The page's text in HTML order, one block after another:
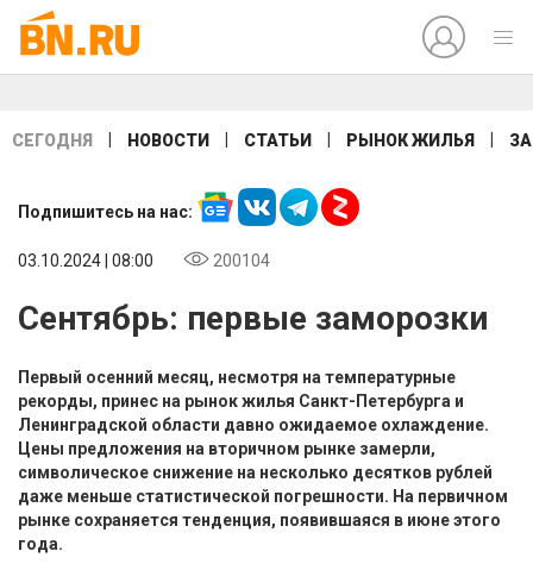
СЕГОДНЯ НОВОСТИ СТАТЬИ РЫНОК ЖИЛЬЯ
Подпишитесь на нас:
03.10.2024 | 08:00 200104
Сентябрь: первые заморозки
Первый осенний месяц, несмотря на температурные
рекорды, принес на рынок жилья Санкт-Петербурга и
Ленинградской области давно ожидаемое охлаждение.
Цены предложения на вторичном рынке замерли,
символическое снижение на несколько десятков рублей
даже меньше статистической погрешности. На первичном
рынке сохраняется тенденция, появившаяся в июне этого
года.